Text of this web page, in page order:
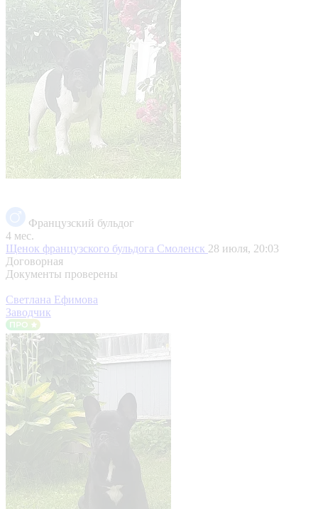
Французский бульдог
4 мес.
Щенок французского бульдога Смоленск 28 июля, 20:03
Договорная
Документы проверены
Светлана Ефимова
Заводчик